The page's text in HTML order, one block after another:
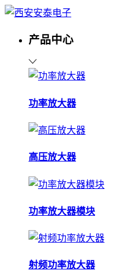
产品中心
功率放大器
高压放大器
功率放大器模块
射频功率放大器